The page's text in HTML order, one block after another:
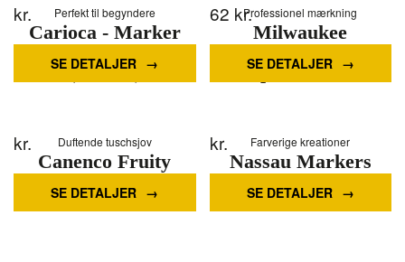
Perfekt til begyndere
Carioca - Marker
w/baby handle (6pcs)
(809409)
kr.
SE DETALJER
Professionel mærkning
Milwaukee
Permanent Marker
Spids 4 dele
62 kr.
SE DETALJER
Duftende tuschsjov
Canenco Fruity
Squad Paw Patrol
Pens with Scent
kr.
SE DETALJER
Farverige kreationer
Nassau Markers
dual tip 48pcs
kr.
SE DETALJER